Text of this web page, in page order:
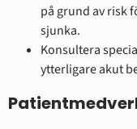
på grund av risk
sjunka.
Konsultera
ytterligare akut